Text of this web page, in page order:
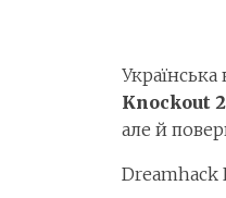
Українська
Knockout
але й
Dreamhack